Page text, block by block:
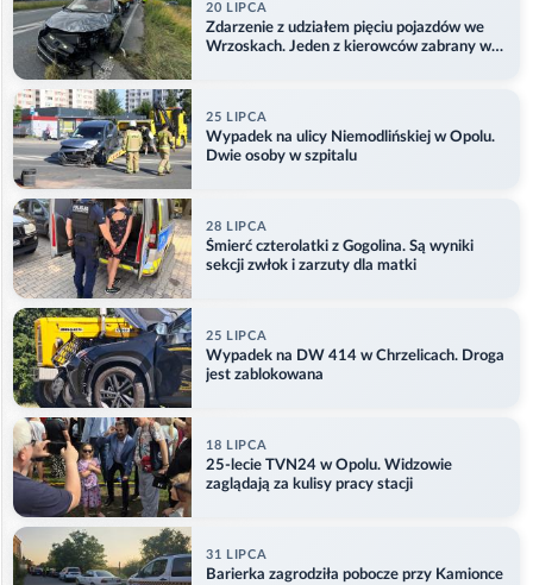
20 LIPCA
Zdarzenie z udziałem pięciu pojazdów we
Wrzoskach. Jeden z kierowców zabrany w
25 LIPCA
Wypadek na ulicy Niemodlińskiej w Opolu.
Dwie osoby w szpitalu
28 LIPCA
Śmierć czterolatki z Gogolina. Są wyniki
sekcji zwłok i zarzuty dla matki
25 LIPCA
Wypadek na DW 414 w Chrzelicach. Droga
jest zablokowana
18 LIPCA
25-lecie TVN24 w Opolu. Widzowie
zaglądają za kulisy pracy stacji
31 LIPCA
Barierka zagrodziła pobocze przy Kamionce